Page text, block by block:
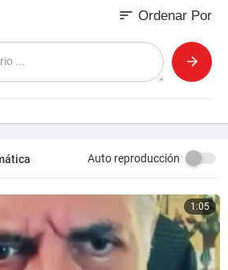
show/....75qxqKlaKdJKBNn
sort Ordenar Por
Auto reproducción
1:05